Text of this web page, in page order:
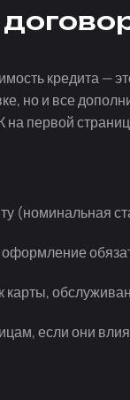
кредита —
но и все
первой
(номинальная
карты,
если они